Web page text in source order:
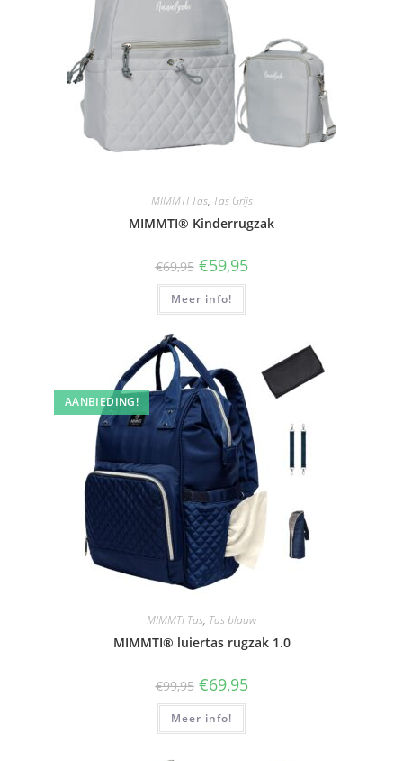
MIMMTI Tas, Tas Grijs
MIMMTI® Kinderrugzak
€69,95 Oorspronkelijke
prijs
was:
€69,95.
€59,95Huidige
prijs
Meer info!
AANBIEDING!
MIMMTI Tas, Tas blauw
MIMMTI® luiertas rugzak 1.0
€99,95 Oorspronkelijke
prijs
was:
€99,95.
€69,95Huidige
prijs
Meer info!